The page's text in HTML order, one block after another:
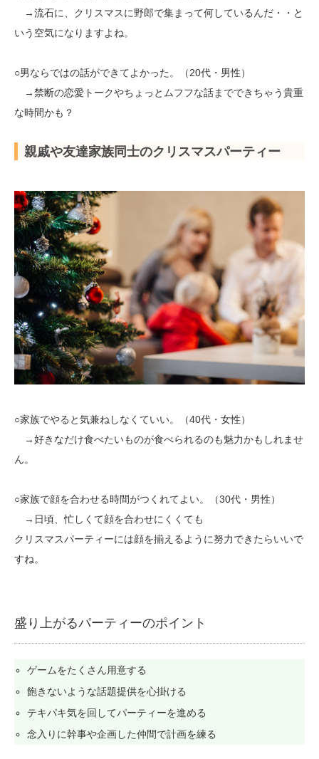
→流石に、クリスマスに野郎で集まって何しているんだ・・と
いう空気になりますよね。
○男ならではの話ができてよかった。（20代・男性）
→禁断の恋愛トークやちょっとムフフな話までできちゃう貴重
な時間かも？
親戚や友達家族同士のクリスマスパーティー
○家族でやると気兼ねしなくていい。（40代・女性）
→好きなだけ食べたいものが食べられるのも魅力かもしれませ
ん。
○家族で顔を合わせる時間がつくれてよい。（30代・男性）
→日頃、忙しくて顔を合わせにくくても
クリスマスパーティーには顔を揃えるように努力できたらいいで
すね。
盛り上がるパーティーのポイント
ゲームをたくさん用意する
飽きないような話題提供を心掛ける
テキパキ気を回してパーティーを進める
念入りに幹事や企画した仲間で計画を練る